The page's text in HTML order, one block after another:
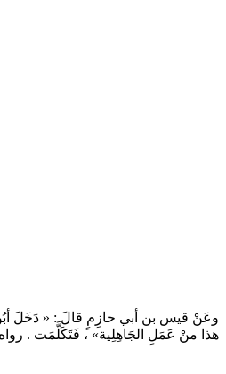
وعَنْ قيس بن أبي حازِمٍ قالَ : « دَخَلَ أبُو
هذا منْ عَمَلِ الجَاهِلِية» ، فَتَكَلَّمَت .